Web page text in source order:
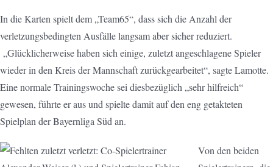
In die Karten spielt dem „Team65“, dass sich die Anzahl der
verletzungsbedingten Ausfälle langsam aber sicher reduziert.
„Glücklicherweise haben sich einige, zuletzt angeschlagene Spieler
wieder in den Kreis der Mannschaft zurückgearbeitet“, sagte Lamotte.
Eine normale Trainingswoche sei diesbezüglich „sehr hilfreich“
gewesen, führte er aus und spielte damit auf den eng getakteten
Spielplan der Bayernliga Süd an.
Von den beiden